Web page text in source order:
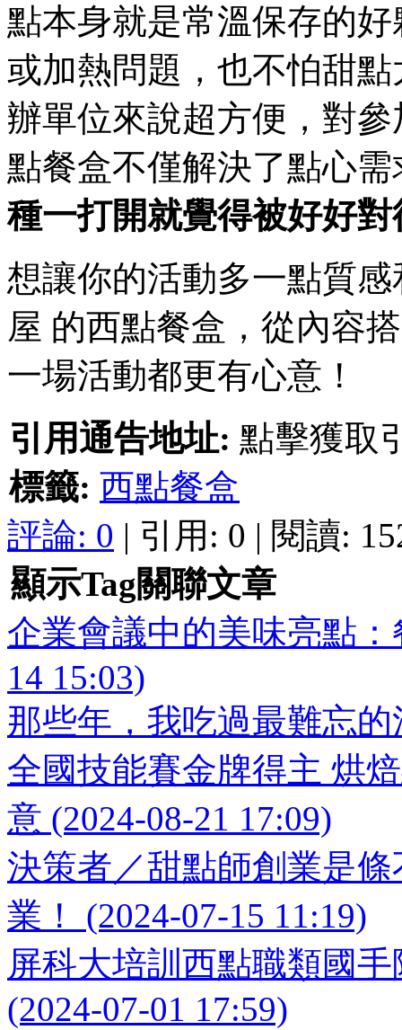
點本身就是常溫保存的
或加熱問題，也不怕甜
辦單位來說超方便，對
點餐盒不僅解決了點心
種一打開就覺得被好好
想讓你的活動多一點質
屋 的西點餐盒，從內容
一場活動都更有心意！
引用通告地址: 點擊獲取
標籤: 西點餐盒
評論: 0 | 引用: 0 | 閱讀:
顯示Tag關聯文章
企業會議中的美味亮點
14 15:03)
那些年，我吃過最難忘的
全國技能賽金牌得主 烘
意 (2024-08-21 17:09)
決策者／甜點師創業是
業！ (2024-07-15 11:19)
屏科大培訓西點職類國
(2024-07-01 17:59)